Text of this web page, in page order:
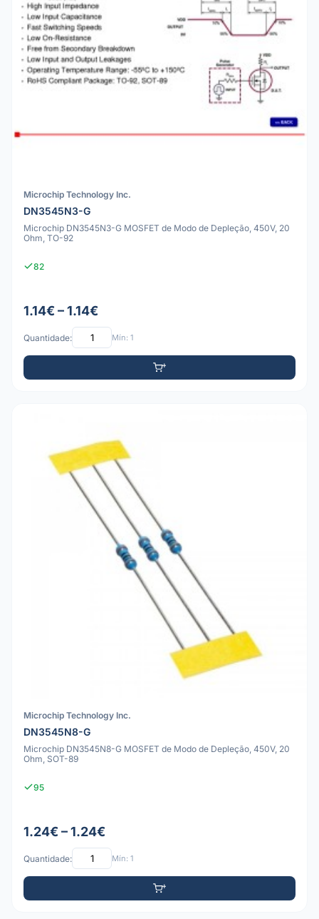
Microchip Technology Inc.
DN3545N3-G
Microchip DN3545N3-G MOSFET de Modo de Depleção, 450V, 20
Ohm, TO-92
82
1.14€ – 1.14€
Quantidade: Mín: 1
Microchip Technology Inc.
DN3545N8-G
Microchip DN3545N8-G MOSFET de Modo de Depleção, 450V, 20
Ohm, SOT-89
95
1.24€ – 1.24€
Quantidade: Mín: 1